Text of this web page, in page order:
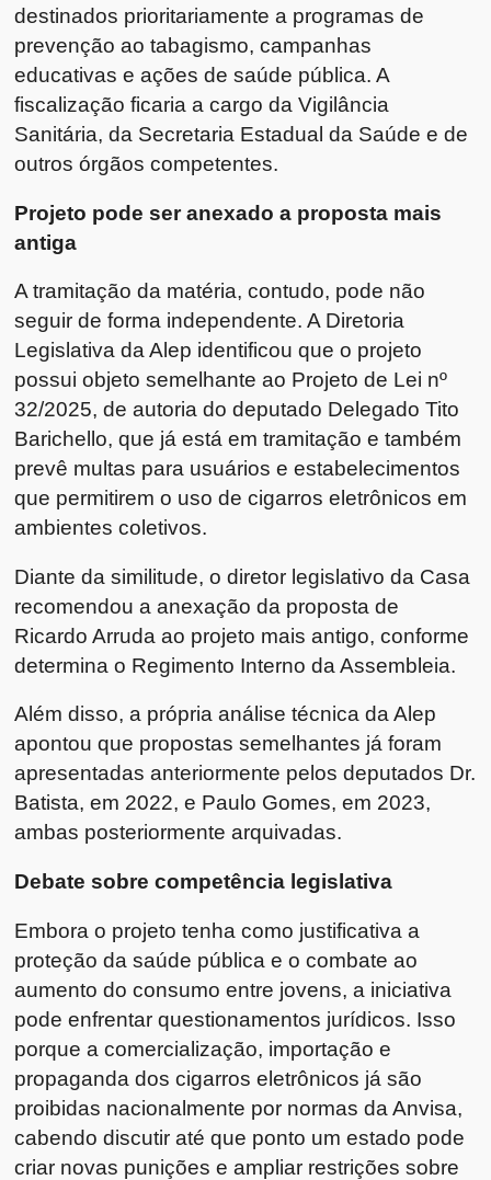
destinados prioritariamente a programas de
prevenção ao tabagismo, campanhas
educativas e ações de saúde pública. A
fiscalização ficaria a cargo da Vigilância
Sanitária, da Secretaria Estadual da Saúde e de
outros órgãos competentes.
Projeto pode ser anexado a proposta mais
antiga
A tramitação da matéria, contudo, pode não
seguir de forma independente. A Diretoria
Legislativa da Alep identificou que o projeto
possui objeto semelhante ao Projeto de Lei nº
32/2025, de autoria do deputado Delegado Tito
Barichello, que já está em tramitação e também
prevê multas para usuários e estabelecimentos
que permitirem o uso de cigarros eletrônicos em
ambientes coletivos.
Diante da similitude, o diretor legislativo da Casa
recomendou a anexação da proposta de
Ricardo Arruda ao projeto mais antigo, conforme
determina o Regimento Interno da Assembleia.
Além disso, a própria análise técnica da Alep
apontou que propostas semelhantes já foram
apresentadas anteriormente pelos deputados Dr.
Batista, em 2022, e Paulo Gomes, em 2023,
ambas posteriormente arquivadas.
Debate sobre competência legislativa
Embora o projeto tenha como justificativa a
proteção da saúde pública e o combate ao
aumento do consumo entre jovens, a iniciativa
pode enfrentar questionamentos jurídicos. Isso
porque a comercialização, importação e
propaganda dos cigarros eletrônicos já são
proibidas nacionalmente por normas da Anvisa,
cabendo discutir até que ponto um estado pode
criar novas punições e ampliar restrições sobre